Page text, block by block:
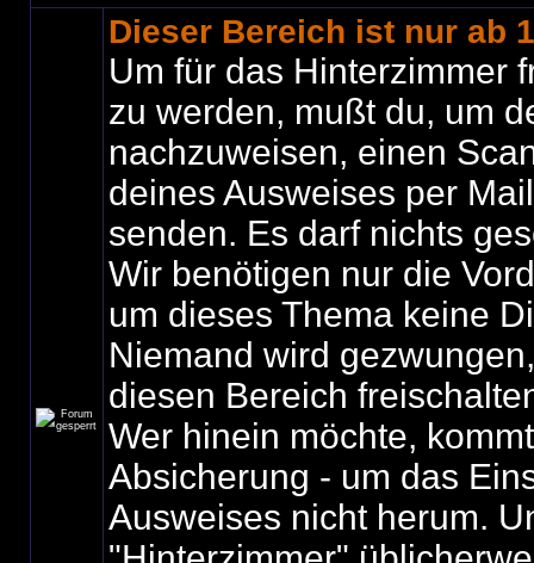
Dieser Bereich ist nur ab
Um für das Hinterzimmer
zu werden, mußt du, um
nachzuweisen, einen
deines Ausweises per
senden. Es darf nichts
Wir benötigen nur die
um dieses Thema keine
Niemand wird
diesen Bereich
Wer hinein möchte,
Absicherung - um das
Ausweises nicht herum.